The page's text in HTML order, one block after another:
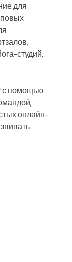
для
студий,
с помощью
онлайн-